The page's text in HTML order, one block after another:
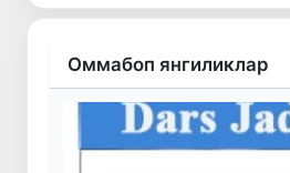
Оммабоп янгиликлар